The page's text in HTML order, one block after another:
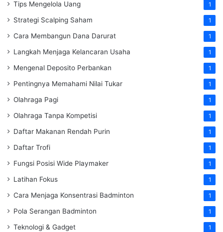
Tips Mengelola Uang 1
Strategi Scalping Saham 1
Cara Membangun Dana Darurat 1
Langkah Menjaga Kelancaran Usaha 1
Mengenal Deposito Perbankan 1
Pentingnya Memahami Nilai Tukar 1
Olahraga Pagi 1
Olahraga Tanpa Kompetisi 1
Daftar Makanan Rendah Purin 1
Daftar Trofi 1
Fungsi Posisi Wide Playmaker 1
Latihan Fokus 1
Cara Menjaga Konsentrasi Badminton 1
Pola Serangan Badminton 1
Teknologi & Gadget 1